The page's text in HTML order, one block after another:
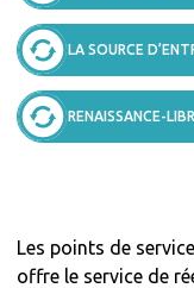
LA SOURCE
RENAISSANCE-
Les points de
offre le service de